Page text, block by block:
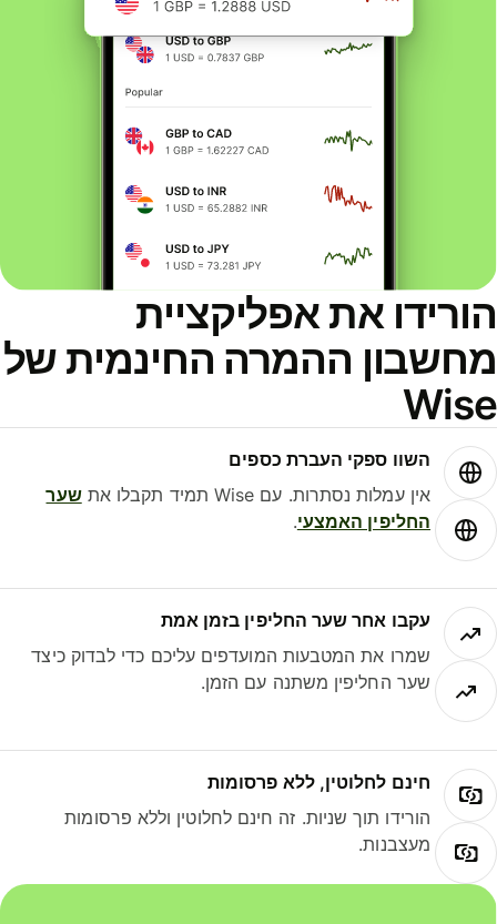
הורידו את אפליקציית
מחשבון ההמרה החינמית של
Wise
השוו ספקי העברת כספים
אין עמלות נסתרות. עם Wise תמיד תקבלו את
שער
החליפין האמצעי.
עקבו אחר שער החליפין בזמן אמת
שמרו את המטבעות המועדפים עליכם כדי לבדוק כיצד
שער החליפין משתנה עם הזמן.
חינם לחלוטין, ללא פרסומות
הורידו תוך שניות. זה חינם לחלוטין וללא פרסומות
מעצבנות.